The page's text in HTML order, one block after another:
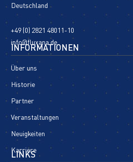
Deutschland
+49 (0) 2821 48011-10
info@fluxana.de
INFORMATIONEN
Über uns
Historie
Partner
Veranstaltungen
Neuigkeiten
Karriere
LINKS